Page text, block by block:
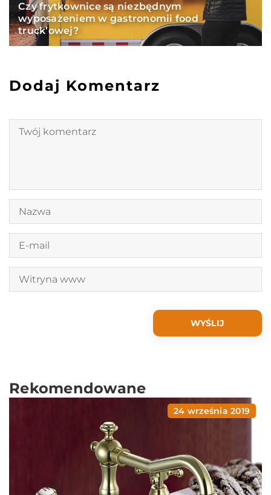
Czy frytkownice są niezbędnym
wyposażeniem w gastronomii food
truck’owej?
Dodaj Komentarz
Rekomendowane
24 września 2019